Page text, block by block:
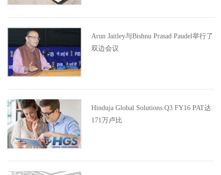
Arun Jaitley与Bishnu Prasad Paudel举行了
双边会议
Hinduja Global Solutions Q3 FY16 PAT达
171万卢比